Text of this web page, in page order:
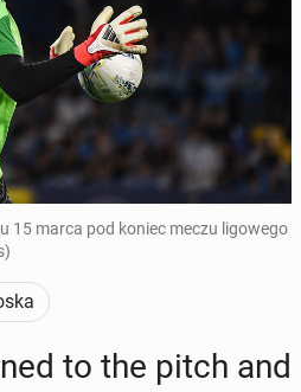
15 marca pod koniec meczu ligowego
to the pitch and